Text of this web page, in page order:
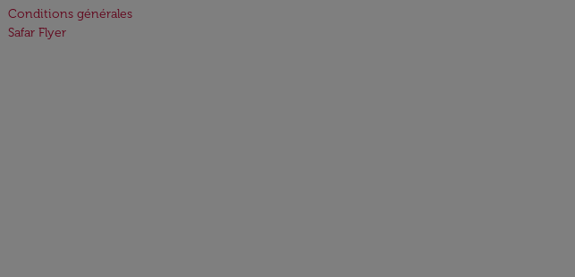
Conditions générales
Safar Flyer